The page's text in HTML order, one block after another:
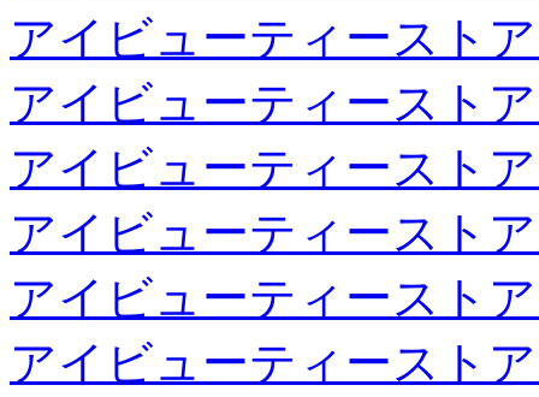
アイビューティースト
アイビューティースト
アイビューティースト
アイビューティースト
アイビューティースト
アイビューティースト